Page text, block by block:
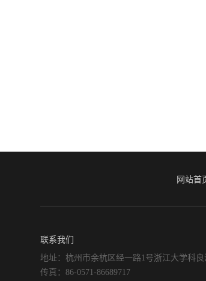
网站首
联系我们
地址：杭州市余杭区经一路1号浙江大学科良
传真：86-0571-86689717